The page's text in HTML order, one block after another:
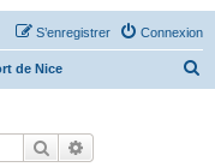
Connexion
S’enregistrer
de Nice
Rechercher